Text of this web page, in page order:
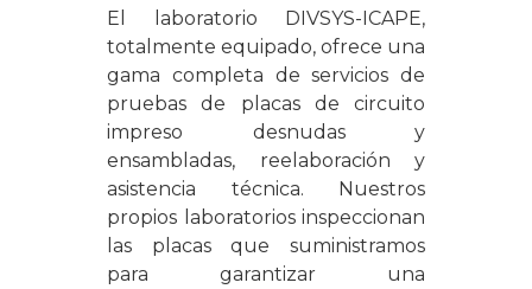
El laboratorio DIVSYS-ICAPE,
totalmente equipado, ofrece una
gama completa de servicios de
pruebas de placas de circuito
impreso desnudas y
ensambladas, reelaboración y
asistencia técnica. Nuestros
propios laboratorios inspeccionan
las placas que suministramos
para garantizar una